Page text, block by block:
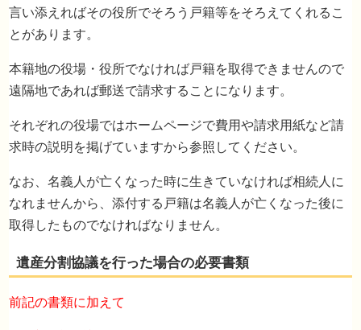
言い添えればその役所でそろう戸籍等をそろえてくれるこ
とがあります。
本籍地の役場・役所でなければ戸籍を取得できませんので
遠隔地であれば郵送で請求することになります。
それぞれの役場ではホームページで費用や請求用紙など請
求時の説明を掲げていますから参照してください。
なお、名義人が亡くなった時に生きていなければ相続人に
なれませんから、添付する戸籍は名義人が亡くなった後に
取得したものでなければなりません。
前記の書類に加えて